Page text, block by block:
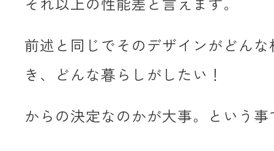
それ以上の性能差と言えます。
前述と同じでそのデザインがどん
き、どんな暮らしがしたい！
からの決定なのかが大事。という